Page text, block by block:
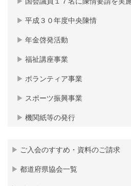
平成３０年度中央陳情
年金啓発活動
福祉講座事業
ボランティア事業
スポーツ振興事業
機関紙等の発行
ご入会のすすめ・資料のご請求
都道府県協会一覧